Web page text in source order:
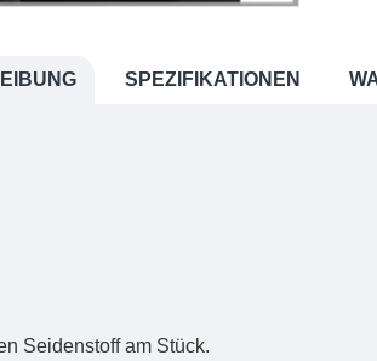
SPEZIFIKATIONEN
Seidenstoff am Stück.